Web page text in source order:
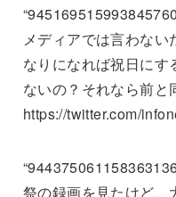
メディアでは言わな
なりになれば祝日に
ないの？それなら前
https://twitter.com/
祭の録画を見たけど